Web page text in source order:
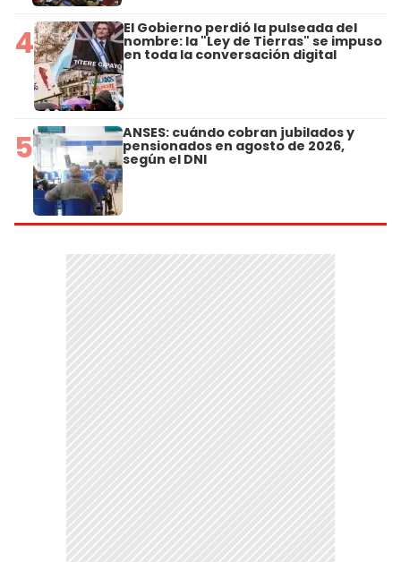
4 El Gobierno perdió la pulseada del
nombre: la "Ley de Tierras" se impuso
en toda la conversación digital
5 ANSES: cuándo cobran jubilados y
pensionados en agosto de 2026,
según el DNI